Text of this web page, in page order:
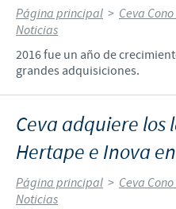
Página principal > Ceva
Noticias
2016 fue un año de
grandes adquisiciones.
Ceva adquiere los
Hertape e Inova
Página principal > Ceva
Noticias